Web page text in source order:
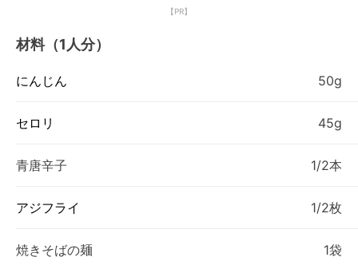
【PR】
材料（1人分）
にんじん 50g
セロリ 45g
青唐辛子 1/2本
アジフライ 1/2枚
焼きそばの麺 1袋